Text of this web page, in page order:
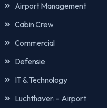
Airport Management
Cabin Crew
Commercial
Defensie
IT & Technology
Luchthaven – Airport